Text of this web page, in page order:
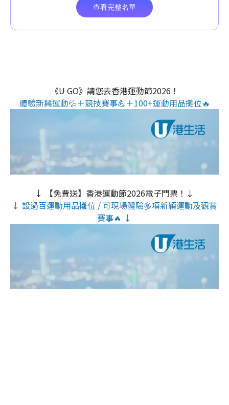
《U GO》請您去香港運動節2026！
體驗新興運動💦＋競技賽事💪＋100+運動用品攤位🔥
↓ 【免費送】香港運動節2026電子門票！↓
↓ 設過百運動用品攤位 / 可現場體驗多項新穎運動及觀賞
賽事🔥 ↓